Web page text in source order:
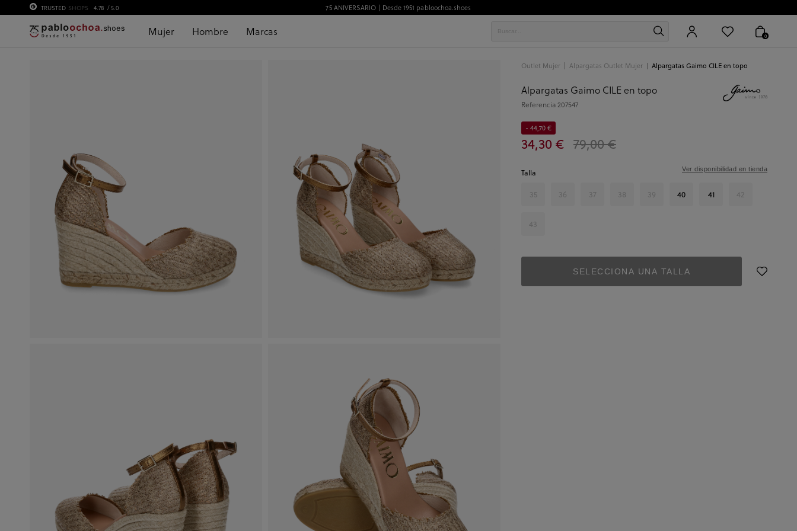
TRUSTED SHOPS 4.78 / 5.0 75 ANIVERSARIO | Desde 1951 pabloochoa.shoes
Mujer Hombre Marcas 0
Outlet Mujer Alpargatas Outlet Mujer Alpargatas Gaimo CILE en topo
Alpargatas Gaimo CILE en topo
Referencia207547
34,30 € 79,00 €
- 44,70 €
Talla
35 36 37 38 39 40 41 42
43
Ver disponibilidad en tienda
SELECCIONA UNA TALLA